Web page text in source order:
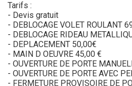
Tarifs :
- Devis gratuit
- DEBLOCAGE VOLET ROULANT
- DEBLOCAGE RIDEAU
- DEPLACEMENT 50,00€
- MAIN D OEUVRE 45,00 €
- OUVERTURE DE PORTE
- OUVERTURE DE PORTE AVEC
- FERMETURE PROVISOIRE DE